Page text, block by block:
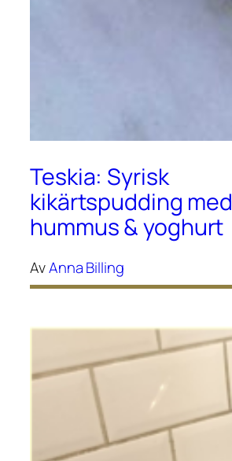
Teskia: Syrisk
kikärtspudding med
hummus & yoghurt
AvAnna Billing